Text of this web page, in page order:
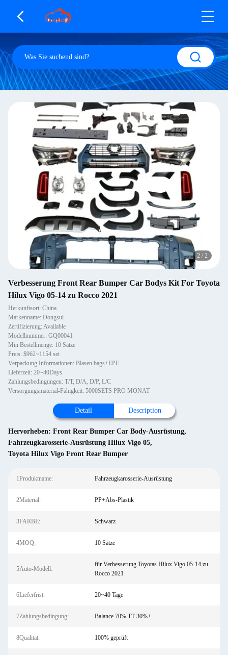
2 / 2
Verbesserung Front Rear Bumper Car Bodys Kit For Toyota
Hilux Vigo 05-14 zu Rocco 2021
Herkunftsort: China
Markenname: Dongsui
Zertifizierung: Available
Modellnummer: GQ00041
Min Bestellmenge: 10 Sätze
Preis: $962~1154 set
Verpackung Informationen: Blasen bags+EPE
Lieferzeit: 20~40Days
Zahlungsbedingungen: T/T, D/A, D/P, L/C
Versorgungsmaterial-Fähigkeit: 5000SETS PRO MONAT
Detail Description
Hervorheben: Front Rear Bumper Car Body-Ausrüstung,
Fahrzeugkarosserie-Ausrüstung Hilux Vigo 05,
Toyota Hilux Vigo Front Rear Bumper
1Produktname: Fahrzeugkarosserie-Ausrüstung
2Material: PP+Abs-Plastik
3FARBE: Schwarz
4MOQ: 10 Sätze
5Auto-Modell:
für Verbesserung Toyotas Hilux Vigo 05-14 zu
Rocco 2021
6Lieferfrist: 20~40 Tage
7Zahlungsbedingung: Balance 70% TT 30%+
8Qualität: 100% geprüft